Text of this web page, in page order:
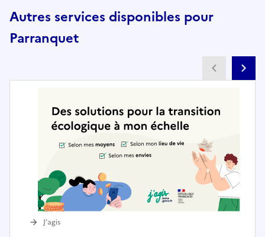
Autres services disponibles pour
Parranquet
J’agis